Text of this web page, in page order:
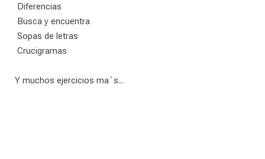
 Diferencias
 Busca y encuentra
 Sopas de letras
 Crucigramas
Y muchos ejercicios ma´s...